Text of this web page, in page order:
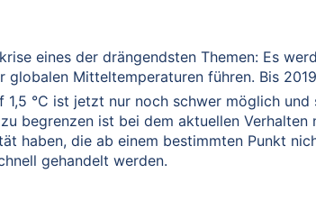
eines der drängendsten Themen: Es
Mitteltemperaturen führen. Bis
°C ist jetzt nur noch schwer möglich
begrenzen ist bei dem aktuellen
haben, die ab einem bestimmten Punkt
gehandelt werden.